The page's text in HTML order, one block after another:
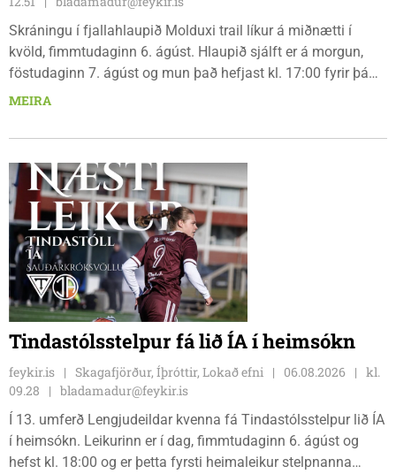
Skráningu í fjallahlaupið Molduxi trail líkur á miðnætti í
kvöld, fimmtudaginn 6. ágúst. Hlaupið sjálft er á morgun,
föstudaginn 7. ágúst og mun það hefjast kl. 17:00 fyrir þá
keppendur sem ætla sér 20 km em kl. 18:00 fyrir 12 km
fjölbrautaskólans en þar er líka komið í mark þannig
styðja hlauparana áfram.
MEIRA
Tindastólsstelpur fá lið ÍA í heimsókn
feykir.is Skagafjörður, Íþróttir, Lokað efni 06.08.2026
kl.
09.28
bladamadur@feykir.is
Í 13. umferð Lengjudeildar kvenna fá Tindastólsstelpur lið ÍA
í heimsókn. Leikurinn er í dag, fimmtudaginn 6. ágúst og
hefst kl. 18:00 og er þetta fyrsti heimaleikur stelpnanna